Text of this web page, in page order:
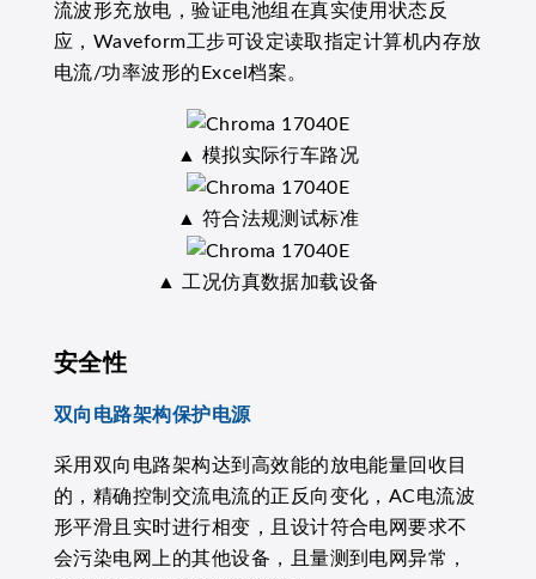
流波形充放电，验证电池组在真实使用状态反
应，Waveform工步可设定读取指定计算机内存放
电流/功率波形的Excel档案。
▲ 模拟实际行车路况
▲ 符合法规测试标准
▲ 工况仿真数据加载设备
安全性
双向电路架构保护电源
采用双向电路架构达到高效能的放电能量回收目
的，精确控制交流电流的正反向变化，AC电流波
形平滑且实时进行相变，且设计符合电网要求不
会污染电网上的其他设备，且量测到电网异常，